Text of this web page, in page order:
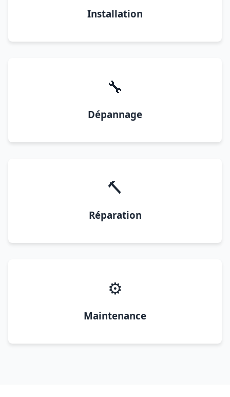
Installation
🔧
Dépannage
🔨
Réparation
⚙️
Maintenance